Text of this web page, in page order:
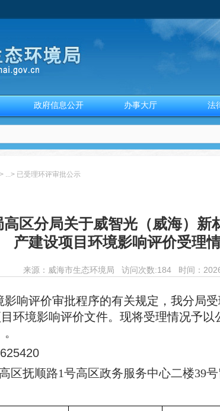
政府信息公开 办事大厅 法
> ...> 已受理环评审批公示
区分局关于威智光（威海）新
产建设项目环境影响评价受理
来源： 威海市生态环境局 访问次数:184 时间：
影响评价审批程序的有关规定，我分局
环境影响评价文件。现将受理情况予以
区抚顺路1号高区政务服务中心二楼39号